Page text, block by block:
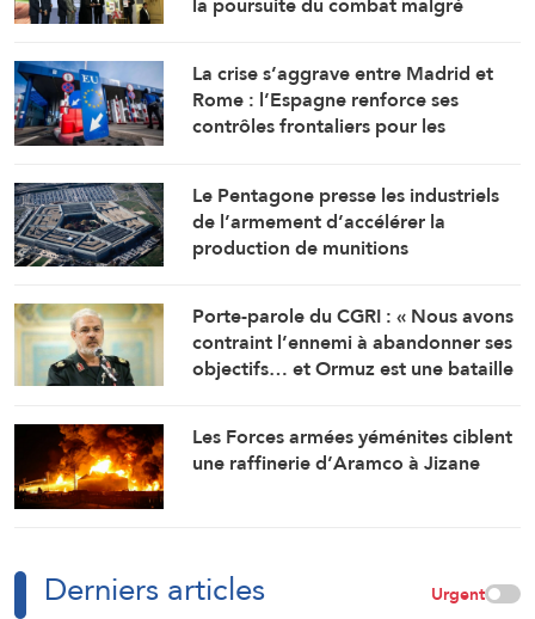
La crise s’aggrave entre Madrid et
Rome : l’Espagne renforce ses
contrôles frontaliers pour les
Le Pentagone presse les industriels
de l’armement d’accélérer la
production de munitions
Porte-parole du CGRI : « Nous avons
contraint l’ennemi à abandonner ses
objectifs… et Ormuz est une bataille
Les Forces armées yéménites ciblent
une raffinerie d’Aramco à Jizane
Derniers articles Urgent